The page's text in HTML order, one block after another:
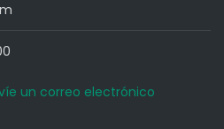
un correo electrónico